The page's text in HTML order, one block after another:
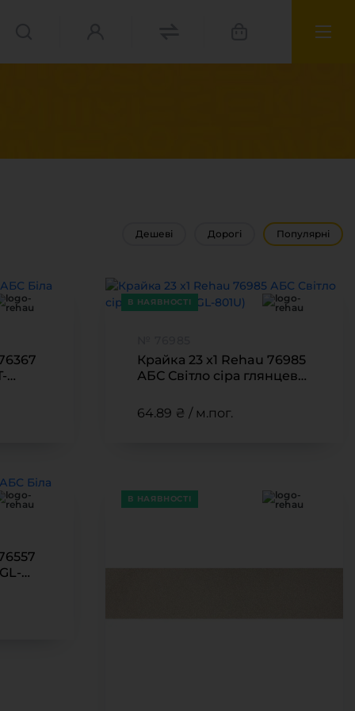
та стінові панелі
Дешеві Дорогі Популярні
В НАЯВНОСТІ
Крайка 23 x1 Rehau 76985
АБС Світло сіра глянцева
64.89 ₴ / м.пог.
В НАЯВНОСТІ